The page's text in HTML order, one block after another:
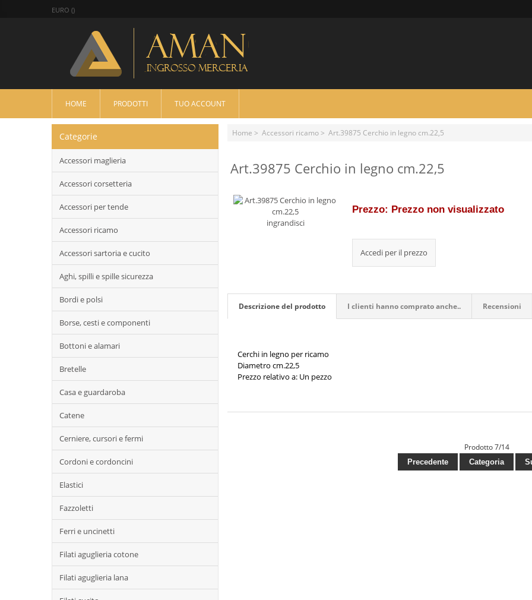
EURO ()
HOME PRODOTTI TUO ACCOUNT
Categorie
Accessori maglieria
Accessori corsetteria
Accessori per tende
Accessori ricamo
Accessori sartoria e cucito
Aghi, spilli e spille sicurezza
Bordi e polsi
Borse, cesti e componenti
Bottoni e alamari
Bretelle
Casa e guardaroba
Catene
Cerniere, cursori e fermi
Cordoni e cordoncini
Elastici
Fazzoletti
Ferri e uncinetti
Filati aguglieria cotone
Filati aguglieria lana
Home >Accessori ricamo> Art.39875 Cerchio in legno cm.22,5
Art.39875 Cerchio in legno cm.22,5
ingrandisci
Prezzo: Prezzo non visualizzato
Accedi per il prezzo
Descrizione del prodotto I clienti hanno comprato anche.. Recensioni
Cerchi in legno per ricamo
Diametro cm.22,5
Prezzo relativo a: Un pezzo
Prodotto 7/14
Precedente Categoria